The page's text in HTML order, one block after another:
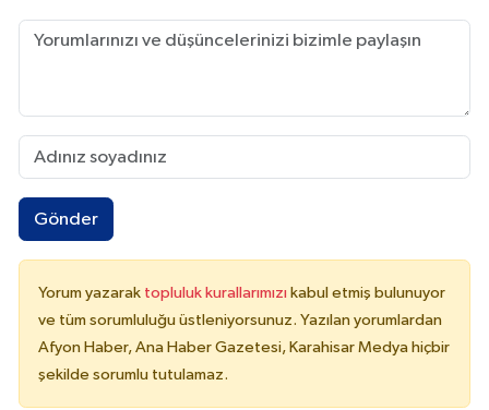
Gönder
Yorum yazarak topluluk kurallarımızı kabul etmiş bulunuyor
ve tüm sorumluluğu üstleniyorsunuz. Yazılan yorumlardan
Afyon Haber, Ana Haber Gazetesi, Karahisar Medya hiçbir
şekilde sorumlu tutulamaz.